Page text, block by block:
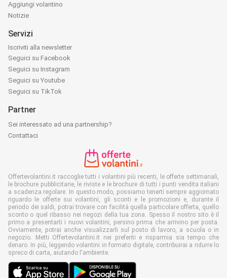
Aggiungi volantino
Notizie
Servizi
Iscriviti alla newsletter
Seguici su Facebook
Seguici su Instagram
Seguici su Youtube
Seguici su TikTok
Partner
Sei interessato ad una partnership?
Contattaci
Offertevolantini.it raccoglie tutti i volantini più recenti, le offerte settimanali,
le brochure pubblicitarie, le riviste e le brochure di tutti i punti vendita italiani
a scadenza regolare. In questo modo, possiamo tenerti sempre aggiornato
riguardo le offerte sui volantini, gli sconti e le promozioni e, durante il
periodo dei saldi, potrai trovare con facilità quella particolare offerta, quello
sconto o quel ribasso nei negozi della tua zona. Spesso il nostro sito è il
primo a presentarti i nuovi volantini, persino prima che arrivino per posta.
Ovviamente, potrai anche visualizzarli sul posto di lavoro, a scuola o in
negozio. Metti Offertevolantini.it nei preferiti e risparmia sia tempo che
denaro. In più, leggendo volantini in formato digitale, contribuirai a ridurre lo
spreco di carta, aiutando l'ambiente.